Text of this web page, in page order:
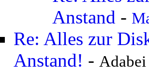
Anstand -
Re: Alles zur
Anstand! -